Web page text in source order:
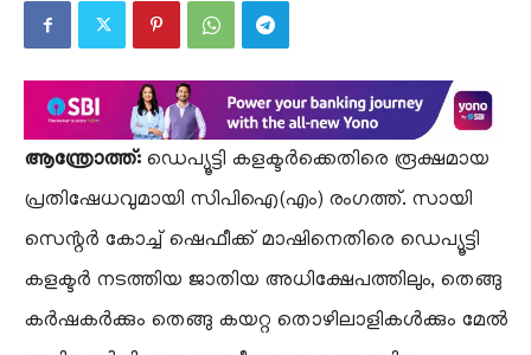
ആന്ത്രോത്ത്:ഡെപ്യൂട്ടി കളക്ടർക്കെതിരെ രൂക്ഷമായ
പ്രതിഷേധവുമായി സിപിഐ(എം) രംഗത്ത്. സായി
സെന്റർ കോച്ച് ഷെഫീക്ക് മാഷിനെതിരെ ഡെപ്യൂട്ടി
കളക്ടർ നടത്തിയ ജാതിയ അധിക്ഷേപത്തിലും, തെങ്ങു
കർഷകർക്കും തെങ്ങു കയറ്റ തൊഴിലാളികൾക്കും മേൽ